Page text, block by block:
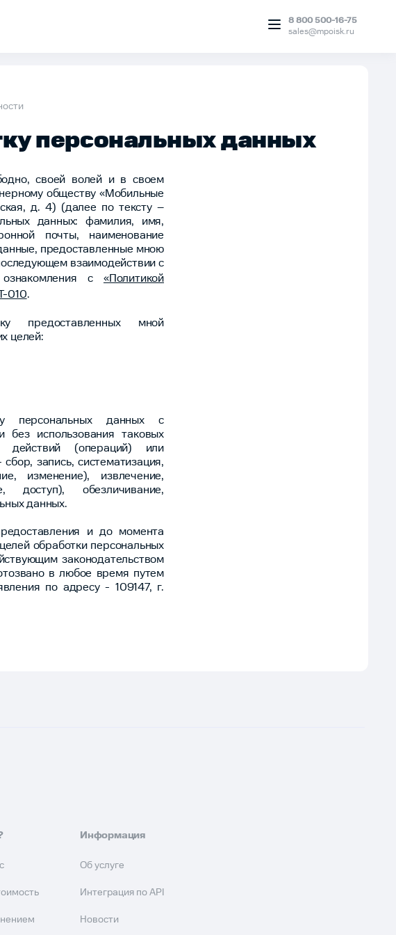
8 800 500-16-75
sales@mpoisk.ru
персональных данных
своей волей и в своем
обществу «Мобильные
д. 4) (далее по тексту –
данных: фамилия, имя,
почты, наименование
предоставленные мною
взаимодействии с
с «Политикой
010.
предоставленных мной
целей:
персональных данных с
без использования таковых
действий (операций) или
запись, систематизация,
изменение), извлечение,
доступ), обезличивание,
данных.
и до момента
обработки персональных
законодательством
в любое время путем
по адресу - 109147, г.
Информация
Об услуге
Интеграция по API
Новости